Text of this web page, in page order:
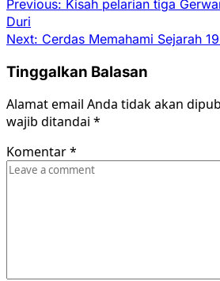
Post
navigation
Previous: Kisah pelarian tiga
Duri
Next: Cerdas Memahami Sejarah
Tinggalkan Balasan
Alamat email Anda tidak akan
wajib ditandai *
Komentar*